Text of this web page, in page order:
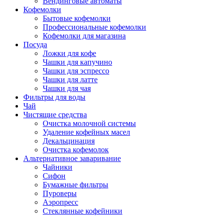
Кофемолки
Бытовые кофемолки
Профессиональные кофемолки
Кофемолки для магазина
Посуда
Ложки для кофе
Чашки для капучино
Чашки для эспрессо
Чашки для латте
Чашки для чая
Фильтры для воды
Чай
Чистящие средства
Очистка молочной системы
Удаление кофейных масел
Декальцинация
Очистка кофемолок
Альтернативное заваривание
Чайники
Сифон
Бумажные фильтры
Пуроверы
Аэропресс
Стеклянные кофейники